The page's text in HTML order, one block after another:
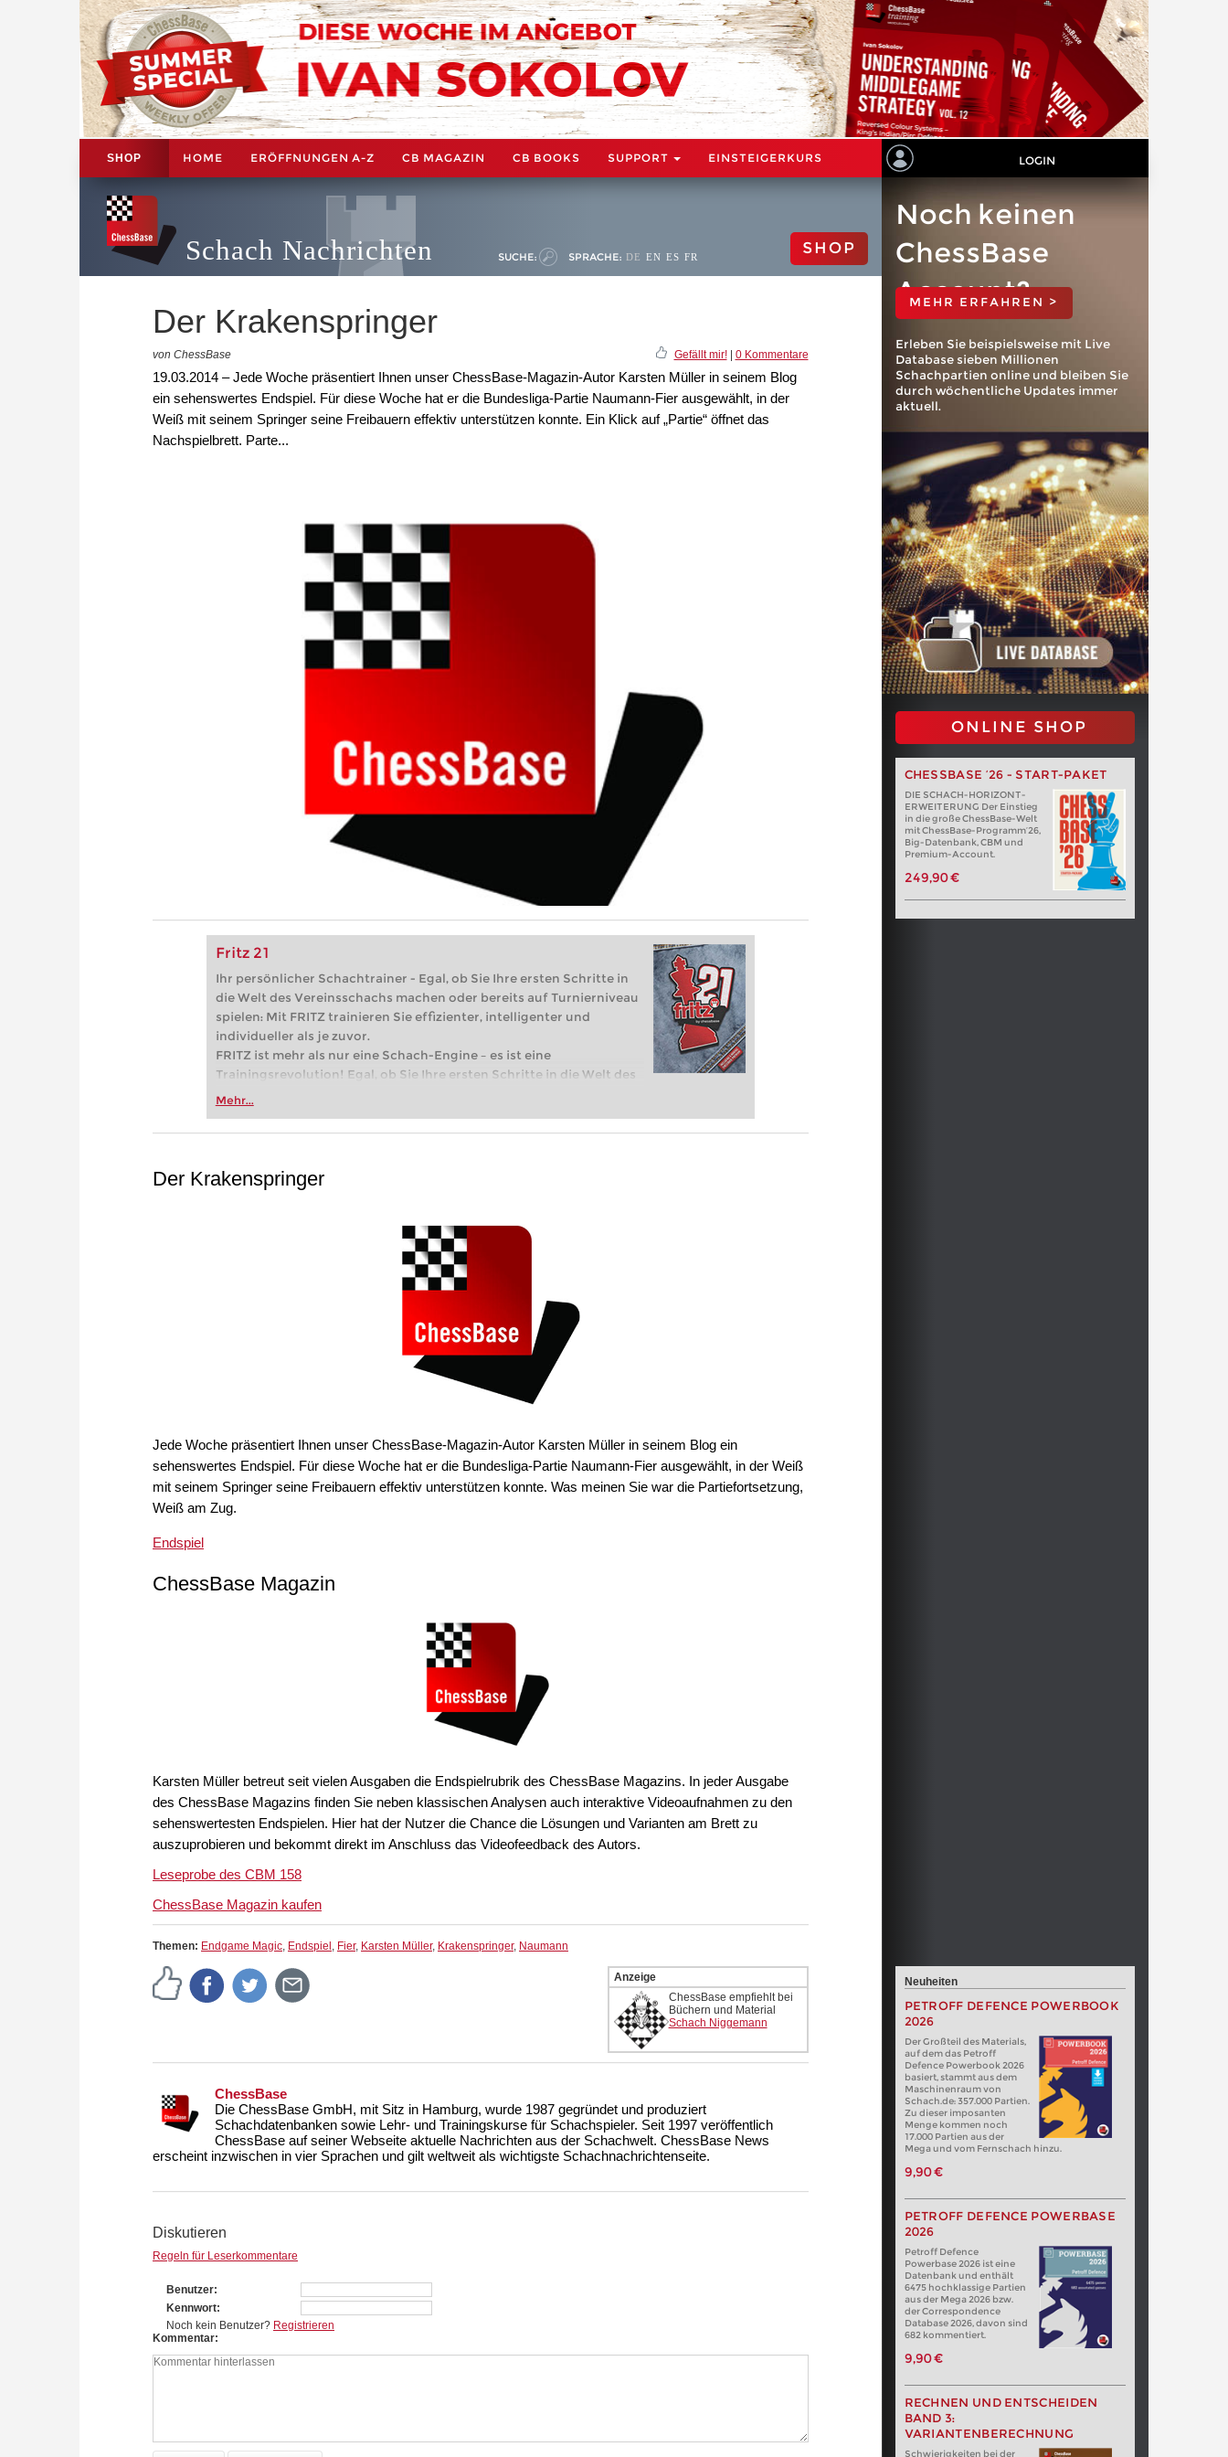
SHOP HOME ERÖFFNUNGEN A-Z CB MAGAZIN CB BOOKS SUPPORT EINSTEIGERKURS LOGIN
Schach Nachrichten SUCHE: SPRACHE: DE EN ES FR SHOP
Der Krakenspringer
von ChessBase Gefällt mir!| 0 Kommentare
19.03.2014 – Jede Woche präsentiert Ihnen unser ChessBase-Magazin-Autor Karsten Müller in seinem Blog
ein sehenswertes Endspiel. Für diese Woche hat er die Bundesliga-Partie Naumann-Fier ausgewählt, in der
Weiß mit seinem Springer seine Freibauern effektiv unterstützen konnte. Ein Klick auf „Partie“ öffnet das
Nachspielbrett. Parte...
Fritz 21
Ihr persönlicher Schachtrainer - Egal, ob Sie Ihre ersten Schritte in
die Welt des Vereinsschachs machen oder bereits auf Turnierniveau
spielen: Mit FRITZ trainieren Sie effizienter, intelligenter und
individueller als je zuvor.
FRITZ ist mehr als nur eine Schach-Engine – es ist eine
Trainingsrevolution! Egal, ob Sie Ihre ersten Schritte in die Welt des
Vereinsschachs machen oder bereits auf Turnierniveau spielen: Mit
zuvor.
Mehr...
Noch keinen
ChessBase
Account?
MEHR ERFAHREN >
Erleben Sie beispielsweise mit Live
Database sieben Millionen
Schachpartien online und bleiben Sie
durch wöchentliche Updates immer
aktuell.
ONLINE SHOP
CHESSBASE ’26 - START-PAKET
DIE SCHACH-HORIZONT-
ERWEITERUNG Der Einstieg
in die große ChessBase-Welt
mit ChessBase-Programm’26,
Big-Datenbank, CBM und
Premium-Account.
249,90 €
Der Krakenspringer
Jede Woche präsentiert Ihnen unser ChessBase-Magazin-Autor Karsten Müller in seinem Blog ein
sehenswertes Endspiel. Für diese Woche hat er die Bundesliga-Partie Naumann-Fier ausgewählt, in der Weiß
mit seinem Springer seine Freibauern effektiv unterstützen konnte. Was meinen Sie war die Partiefortsetzung,
Weiß am Zug.
Endspiel
ChessBase Magazin
Karsten Müller betreut seit vielen Ausgaben die Endspielrubrik des ChessBase Magazins. In jeder Ausgabe
des ChessBase Magazins finden Sie neben klassischen Analysen auch interaktive Videoaufnahmen zu den
sehenswertesten Endspielen. Hier hat der Nutzer die Chance die Lösungen und Varianten am Brett zu
auszuprobieren und bekommt direkt im Anschluss das Videofeedback des Autors.
Leseprobe des CBM 158
ChessBase Magazin kaufen
Themen: Endgame Magic, Endspiel , Fier, Karsten Müller, Krakenspringer, Naumann
Anzeige
ChessBase empfiehlt bei
Büchern und Material
Schach Niggemann
ChessBase
Die ChessBase GmbH, mit Sitz in Hamburg, wurde 1987 gegründet und produziert
Schachdatenbanken sowie Lehr- und Trainingskurse für Schachspieler. Seit 1997 veröffentlich
ChessBase auf seiner Webseite aktuelle Nachrichten aus der Schachwelt. ChessBase News
erscheint inzwischen in vier Sprachen und gilt weltweit als wichtigste Schachnachrichtenseite.
Diskutieren
Regeln für Leserkommentare
Benutzer
Kennwort
Noch kein Benutzer? Registrieren
Kommentar
Neuheiten
PETROFF DEFENCE POWERBOOK
2026
Der Großteil des Materials,
auf dem das Petroff
Defence Powerbook 2026
basiert, stammt aus dem
Maschinenraum von
Schach.de: 357.000 Partien.
Zu dieser imposanten
Menge kommen noch
17.000 Partien aus der
Mega und vom Fernschach hinzu.
9,90 €
PETROFF DEFENCE POWERBASE
2026
Petroff Defence
Powerbase 2026 ist eine
Datenbank und enthält
6475 hochklassige Partien
aus der Mega 2026 bzw.
der Correspondence
Database 2026, davon sind
682 kommentiert.
9,90 €
RECHNEN UND ENTSCHEIDEN
BAND 3:
VARIANTENBERECHNUNG
Schwierigkeiten bei der